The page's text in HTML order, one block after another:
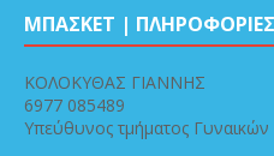
ΜΠΑΣΚΕΤ | ΠΛΗΡΟΦΟΡΙΕΣ
ΚΟΛΟΚΥΘΑΣ ΓΙΑΝΝΗΣ
6977 085489
Υπεύθυνος τμήματος Γυναικών